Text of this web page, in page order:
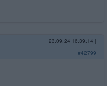
23.09.24 16:39:14 |
#42799